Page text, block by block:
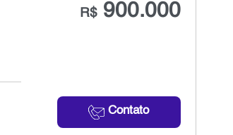
R$900.000
Contato